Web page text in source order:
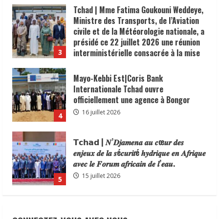
fret,
l’actualisation
des
études
de
faisabilité
et
un
mise
en
œuvre
courant
jusqu’en
décembre
vise
renforcer
l’intégration
régionale
et
les
3
Tchad | Mme Fatima Goukouni Weddeye,
Ministre des Transports, de l’Aviation
civile et de la Météorologie nationale, a
présidé ce 22 juillet 2026 une réunion
interministérielle consacrée à la mise
la République, le Maréchal Mahamat
Idriss Déby Itno, supprimant l’obligation
de visa d’entrée au Tchad pour les
ressortissants des pays africains.
4
Mayo-Kebbi Est|Coris Bank
Internationale Tchad ouvre
officiellement une agence à Bongor
16 juillet 2026
5
𝗧𝗰𝗵𝗮𝗱 | 𝑵’𝑫𝒋𝒂𝒎𝒆𝒏𝒂 𝒂𝒖 𝒄œ𝒖𝒓 𝒅𝒆𝒔
𝒆𝒏𝒋𝒆𝒖𝒙 𝒅𝒆 𝒍𝒂 𝒔é𝒄𝒖𝒓𝒊𝒕é 𝒉𝒚𝒅𝒓𝒊𝒒𝒖𝒆 𝒆𝒏 𝑨𝒇𝒓𝒊𝒒𝒖𝒆
𝒂𝒗𝒆𝒄 𝒍𝒆 𝑭𝒐𝒓𝒖𝒎 𝒂𝒇𝒓𝒊𝒄𝒂𝒊𝒏 𝒅𝒆 𝒍’𝒆𝒂𝒖.
15 juillet 2026